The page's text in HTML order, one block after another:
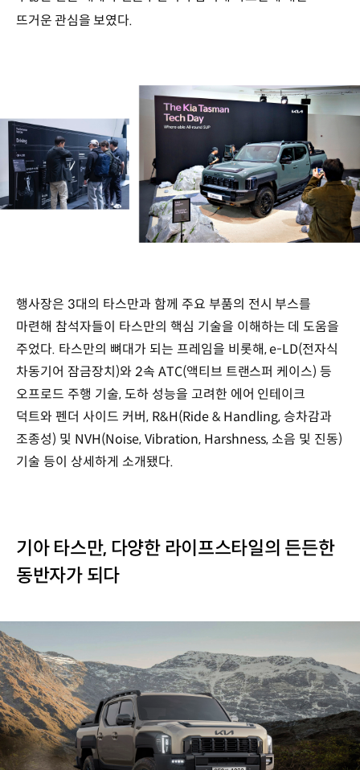
뜨거운 관심을 보였다.
행사장은 3대의 타스만과 함께 주요 부품의 전시 부스를
마련해 참석자들이 타스만의 핵심 기술을 이해하는 데 도움을
주었다. 타스만의 뼈대가 되는 프레임을 비롯해, e-LD(전자식
차동기어 잠금장치)와 2속 ATC(액티브 트랜스퍼 케이스) 등
오프로드 주행 기술, 도하 성능을 고려한 에어 인테이크
덕트와 펜더 사이드 커버, R&H(Ride & Handling, 승차감과
조종성) 및 NVH(Noise, Vibration, Harshness, 소음 및 진동)
기술 등이 상세하게 소개됐다.
기아 타스만, 다양한 라이프스타일의 든든한
동반자가 되다